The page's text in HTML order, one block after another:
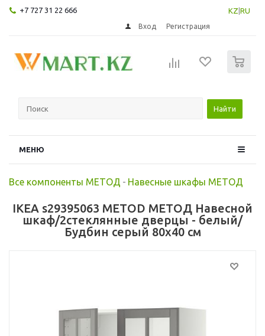
+7 727 31 22 666 KZ RU
Вход Регистрация
Найти
МЕНЮ
Все компоненты МЕТОД - Навесные шкафы МЕТОД
IKEA s29395063 METOD МЕТОД Навесной
шкаф/2стеклянные дверцы - белый/
Будбин серый 80x40 см